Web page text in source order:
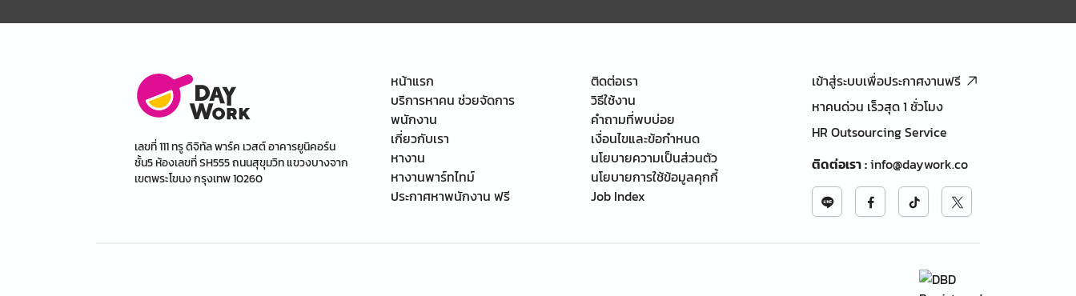
เลขที่ 111 ทรู ดิจิทัล พาร์ค เวสต์ อาคารยูนิคอร์น
ชั้น5 ห้องเลขที่ SH555 ถนนสุขุมวิท แขวงบางจาก
เขตพระโขนง กรุงเทพ 10260
หน้าแรก
บริการหาคน ช่วยจัดการ
พนักงาน
เกี่ยวกับเรา
หางาน
หางานพาร์ทไทม์
ประกาศหาพนักงาน ฟรี
ติดต่อเรา
วิธีใช้งาน
คำถามที่พบบ่อย
เงื่อนไขและข้อกำหนด
นโยบายความเป็นส่วนตัว
นโยบายการใช้ข้อมูลคุกกี้
Job Index
เข้าสู่ระบบเพื่อประกาศงานฟรี
หาคนด่วน เร็วสุด 1 ชั่วโมง
HR Outsourcing Service
ติดต่อเรา:info@daywork.co